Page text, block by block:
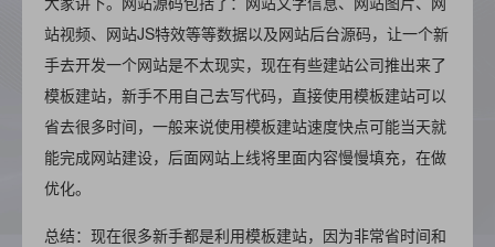
站视频、网站JS特效等等数据以及网站后台源码，让一个新
手去开发一个网站是不太现实，现在有些建站公司推出来了
模板建站，新手不用自己去写代码，直接使用模板建站可以
省去很多时间，一般来说使用模板建站速度快点可能当天就
能完成网站建设，后面网站上线将里面内容慢慢填充，在做
优化。
总结：现在很多新手都是利用模板建站，因为非常省时间和